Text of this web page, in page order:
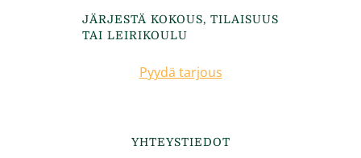
JÄRJESTÄ KOKOUS, TILAISUUS
TAI LEIRIKOULU
Pyydä tarjous
YHTEYSTIEDOT